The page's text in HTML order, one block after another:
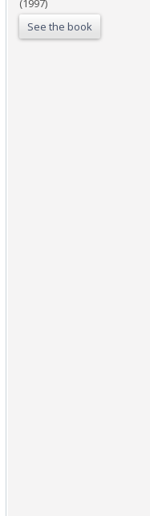
(1997)
See the book